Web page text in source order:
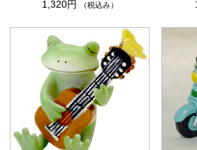
1,320円
（税込み）